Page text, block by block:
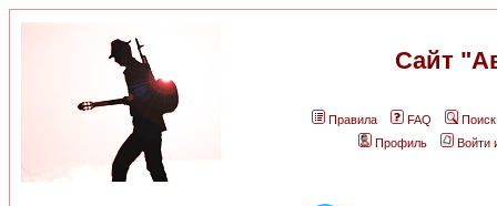
Сайт
Правила FAQ
Поиск
Профиль
Войти